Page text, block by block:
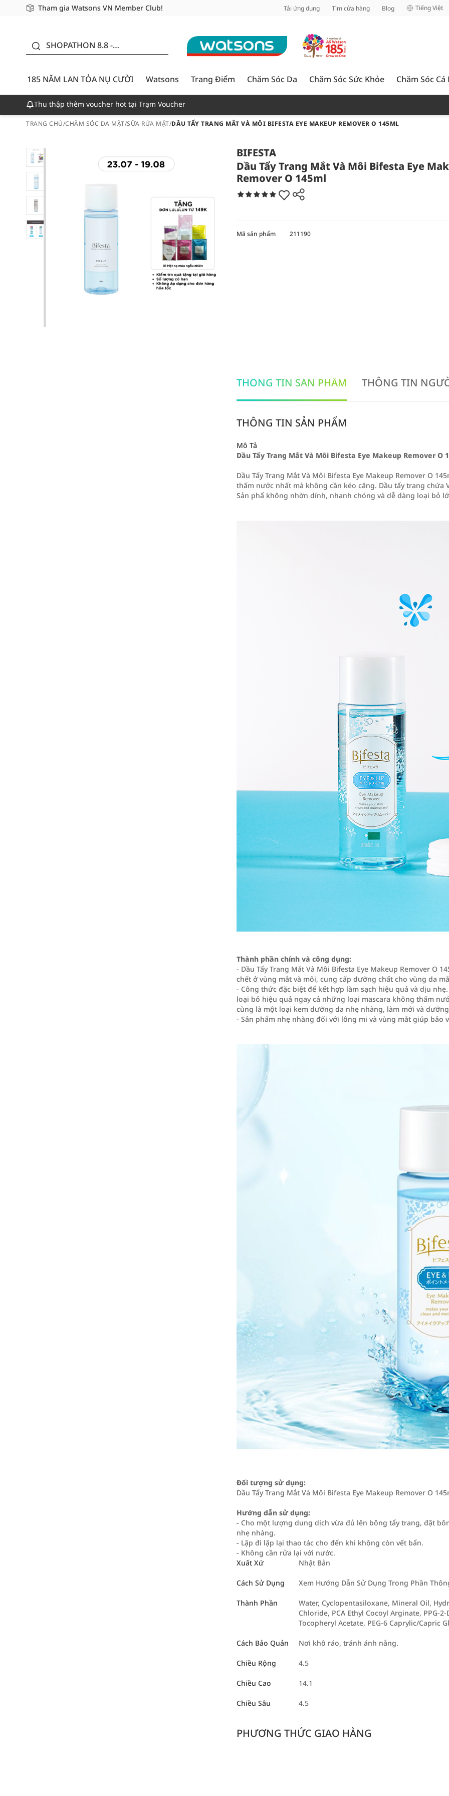
Tham gia Watsons VN Member Club!
Miễn phí giao hàng cho đơn hàng từ 249,000Đ
Giao hàng nhanh 24h - Áp dụng khu vực TP. Hồ Chí Minh Tải ứng dụng Tìm cửa hàng Blog Tiếng Việt
SHOPATHON 8.8 -
CƯỜI - GIẢM ĐẾN
50%
185 NĂM LAN TỎA NỤ CƯỜI
Watsons Trang Điểm Chăm Sóc Da Chăm Sóc Sức Khỏe Chăm Sóc Cá
Thu thập thêm voucher hot tại Trạm Voucher
TRANG CHỦ/CHĂM SÓC DA MẶT/SỮA RỬA MẶT/DẦU TẨY TRANG MẮT VÀ MÔI BIFESTA EYE MAKEUP REMOVER O 145ML
BIFESTA
Dầu Tẩy Trang Mắt Và Môi Bifesta Eye
Remover O 145ml
Mã sản phẩm 211190
THÔNG TIN SẢN PHẨM THÔNG TIN
THÔNG TIN SẢN PHẨM
Mô Tả
Dầu Tẩy Trang Mắt Và Môi Bifesta Eye Makeup Remover O
Dầu Tẩy Trang Mắt Và Môi Bifesta Eye Makeup Remover O
thấm nước nhất mà không cần kéo căng. Dầu tẩy trang chứa
Sản phẩ không nhờn dính, nhanh chóng và dễ dàng loại bỏ
Thành phần chính và công dụng:
- Dầu Tẩy Trang Mắt Và Môi Bifesta Eye Makeup Remover O
chết ở vùng mắt và môi, cung cấp dưỡng chất cho vùng da
- Công thức đặc biệt để kết hợp làm sạch hiệu quả và dịu
loại bỏ hiệu quả ngay cả những loại mascara không thấm
cùng là một loại kem dưỡng da nhẹ nhàng, làm mới và
- Sản phẩm nhẹ nhàng đối với lông mi và vùng mắt giúp bảo
Đối tượng sử dụng:
Dầu Tẩy Trang Mắt Và Môi Bifesta Eye Makeup Remover O
Hướng dẫn sử dụng:
- Cho một lượng dung dịch vừa đủ lên bông tẩy trang, đặt
nhẹ nhàng.
- Lặp đi lặp lại thao tác cho đến khi không còn vết bẩn.
- Không cần rửa lại với nước.
Xuất Xứ
Nhật Bản
Cách Sử Dụng Xem Hướng Dẫn Sử Dụng Trong Phần
Thành Phần
Water, Cyclopentasiloxane, Mineral Oil,
Chloride, PCA Ethyl Cocoyl Arginate, PPG-
Tocopheryl Acetate, PEG-6 Caprylic/Capric
Cách Bảo Quản Nơi khô ráo, tránh ánh nắng.
Chiều Rộng 4.5
Chiều Cao 14.1
Chiều Sâu 4.5
PHƯƠNG THỨC GIAO HÀNG